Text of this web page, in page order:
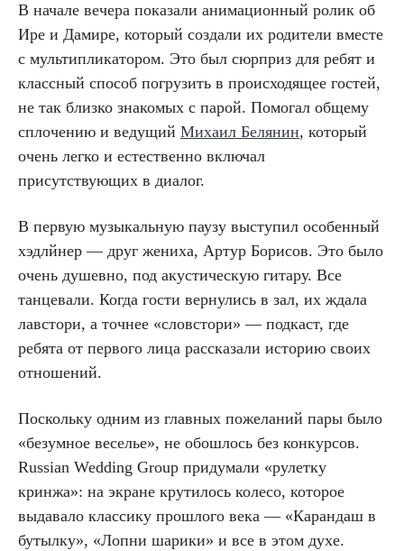
В начале вечера показали анимационный ролик об
Ире и Дамире, который создали их родители вместе
с мультипликатором. Это был сюрприз для ребят и
классный способ погрузить в происходящее гостей,
не так близко знакомых с парой. Помогал общему
сплочению и ведущий Михаил Белянин, который
очень легко и естественно включал
присутствующих в диалог.
В первую музыкальную паузу выступил особенный
хэдлйнер — друг жениха, Артур Борисов. Это было
очень душевно, под акустическую гитару. Все
танцевали. Когда гости вернулись в зал, их ждала
лавстори, а точнее «словстори» — подкаст, где
ребята от первого лица рассказали историю своих
отношений.
Поскольку одним из главных пожеланий пары было
«безумное веселье», не обошлось без конкурсов.
Russian Wedding Group придумали «рулетку
кринжа»: на экране крутилось колесо, которое
выдавало классику прошлого века — «Карандаш в
бутылку», «Лопни шарики» и все в этом духе.